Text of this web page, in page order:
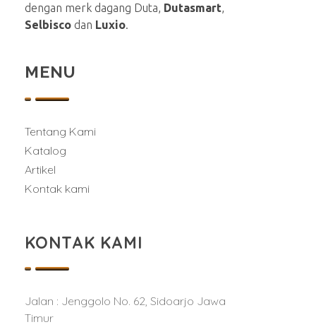
dengan merk dagang Duta, Dutasmart,
Selbisco dan Luxio.
MENU
Tentang Kami
Katalog
Artikel
Kontak kami
KONTAK KAMI
Jalan : Jenggolo No. 62, Sidoarjo Jawa
Timur